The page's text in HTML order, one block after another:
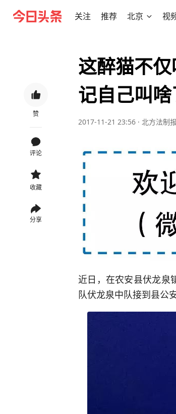
关注 推荐 北京 视
赞
评论
收藏
分享
这醉猫不
记自己叫啥
2017-11-21 23:56 · 北方法制报
近日，在农安县伏龙泉
队伏龙泉中队接到县公